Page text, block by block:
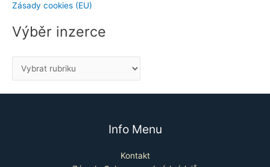
Zásady cookies (EU)
Výběr inzerce
Info Menu
Kontakt